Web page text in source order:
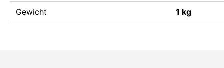
Gewicht 1 kg